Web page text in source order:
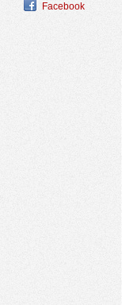
Facebook